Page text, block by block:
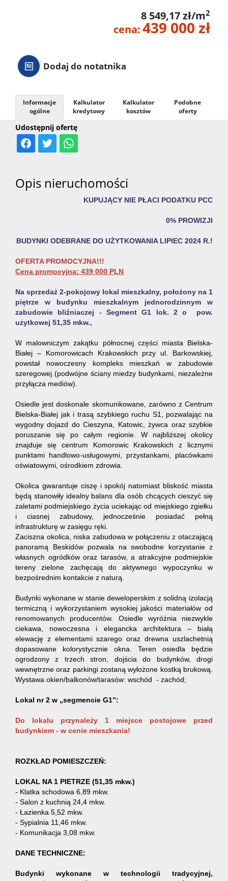
8 549,17 zł/m2
cena:439 000 zł
Dodaj do notatnika
Udostępnij ofertę
Informacje
ogólne
Kalkulator
kredytowy
Kalkulator
kosztów
Podobne
oferty
Opis nieruchomości
KUPUJĄCY NIE PŁACI PODATKU PCC
0% PROWIZJI
BUDYNKI ODEBRANE DO UŻYTKOWANIA LIPIEC 2024 R.!
OFERTA PROMOCYJNA!!!
Cena promocyjna: 439 000 PLN
Na sprzedaż 2-pokojowy lokal mieszkalny, położony na 1
piętrze w budynku mieszkalnym jednorodzinnym w
zabudowie bliźniaczej - Segment G1 lok. 2 o pow.
użytkowej 51,35 mkw.,
W malowniczym zakątku północnej części miasta Bielska-
Białej – Komorowicach Krakowskich przy ul. Barkowskiej,
powstał nowoczesny kompleks mieszkań w zabudowie
szeregowej (podwójne ściany miedzy budynkami, niezależne
przyłącza mediów).
Osiedle jest doskonale skomunikowane, zarówno z Centrum
Bielska-Białej jak i trasą szybkiego ruchu S1, pozwalając na
wygodny dojazd do Cieszyna, Katowic, żywca oraz szybkie
poruszanie się po całym regionie. W najbliższej okolicy
znajduje się centrum Komorowic Krakowskich z licznymi
punktami handlowo-usługowymi, przystankami, placówkami
oświatowymi, ośrodkiem zdrowia.
Okolica gwarantuje ciszę i spokój natomiast bliskość miasta
będą stanowiły idealny balans dla osób chcących cieszyć się
zaletami podmiejskiego życia uciekając od miejskiego zgiełku
i ciasnej zabudowy, jednocześnie posiadać pełną
infrastrukturę w zasięgu ręki.
Zaciszna okolica, niska zabudowa w połączeniu z otaczającą
panoramą Beskidów pozwala na swobodne korzystanie z
własnych ogródków oraz tarasów, a atrakcyjne podmiejskie
tereny zielone zachęcają do aktywnego wypoczynku w
bezpośrednim kontakcie z naturą.
Budynki wykonane w stanie deweloperskim z solidną izolacją
termiczną i wykorzystaniem wysokiej jakości materiałów od
renomowanych producentów. Osiedle wyróżnia niezwykle
ciekawa, nowoczesna i elegancka architektura – białą
elewację z elementami szarego oraz drewna uszlachetnią
dopasowane kolorystycznie okna. Teren osiedla będzie
ogrodzony z trzech stron, dojścia do budynków, drogi
wewnętrzne oraz parkingi zostaną wyłożone kostką brukową.
Wystawa okien/balkonów/tarasów: wschód - zachód;
Lokal nr 2 w „segmencie G1”:
Do lokalu przynależy 1 miejsce postojowe przed
budynkiem - w cenie mieszkania!
ROZKŁAD POMIESZCZEŃ:
LOKAL NA 1 PIETRZE (51,35 mkw.)
- Klatka schodowa 6,89 mkw.
- Salon z kuchnią 24,4 mkw.
- Łazienka 5,52 mkw.
- Sypialnia 11,46 mkw.
- Komunikacja 3,08 mkw.
DANE TECHNICZNE:
Budynki wykonane w technologii tradycyjnej,